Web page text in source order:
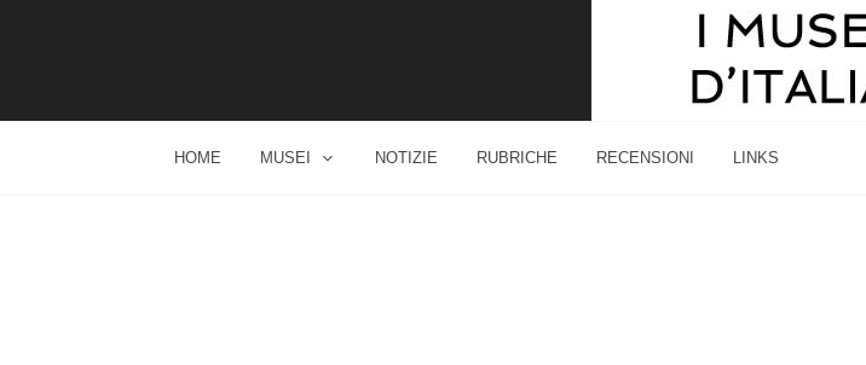
HOME MUSEI NOTIZIE RUBRICHE RECENSIONI LINKS